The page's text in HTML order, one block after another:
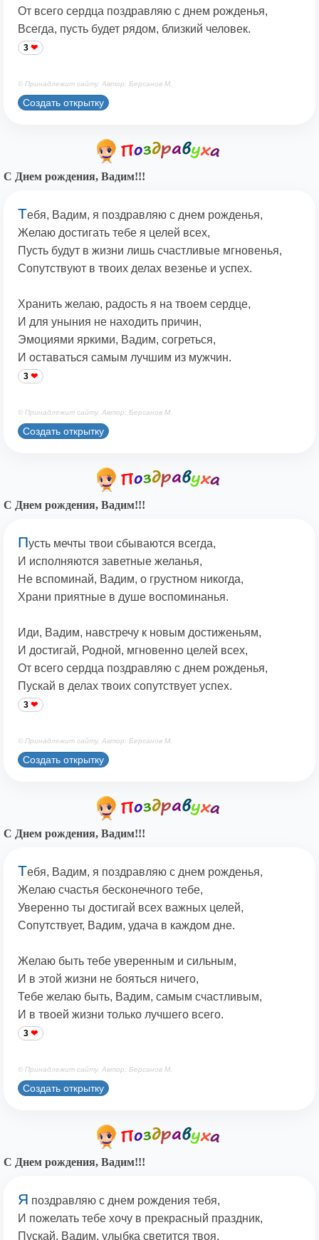
От всего сердца поздравляю с днем рожденья,
Всегда, пусть будет рядом, близкий человек.
3
© Принадлежит сайту. Автор: Берсанов М.
Создать открытку
С Днем рождения, Вадим!!!
Тебя, Вадим, я поздравляю с днем рожденья,
Желаю достигать тебе я целей всех,
Пусть будут в жизни лишь счастливые мгновенья,
Сопутствуют в твоих делах везенье и успех.
Хранить желаю, радость я на твоем сердце,
И для уныния не находить причин,
Эмоциями яркими, Вадим, согреться,
И оставаться самым лучшим из мужчин.
3
© Принадлежит сайту. Автор: Берсанов М.
Создать открытку
С Днем рождения, Вадим!!!
Пусть мечты твои сбываются всегда,
И исполняются заветные желанья,
Не вспоминай, Вадим, о грустном никогда,
Храни приятные в душе воспоминанья.
Иди, Вадим, навстречу к новым достиженьям,
И достигай, Родной, мгновенно целей всех,
От всего сердца поздравляю с днем рожденья,
Пускай в делах твоих сопутствует успех.
3
© Принадлежит сайту. Автор: Берсанов М.
Создать открытку
С Днем рождения, Вадим!!!
Тебя, Вадим, я поздравляю с днем рожденья,
Желаю счастья бесконечного тебе,
Уверенно ты достигай всех важных целей,
Сопутствует, Вадим, удача в каждом дне.
Желаю быть тебе уверенным и сильным,
И в этой жизни не бояться ничего,
Тебе желаю быть, Вадим, самым счастливым,
И в твоей жизни только лучшего всего.
3
© Принадлежит сайту. Автор: Берсанов М.
Создать открытку
С Днем рождения, Вадим!!!
Я поздравляю с днем рождения тебя,
И пожелать тебе хочу в прекрасный праздник,
Пускай, Вадим, улыбка светится твоя,